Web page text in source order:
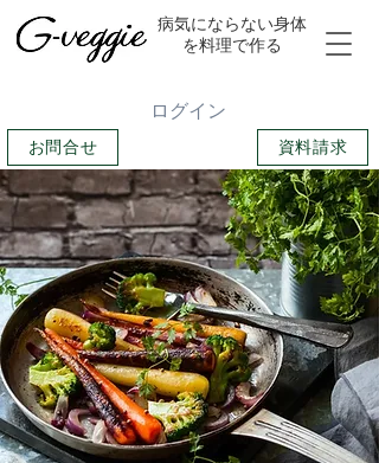
​病気にならない身体
を料理で作る
お問合せ
ログイン
資料請求